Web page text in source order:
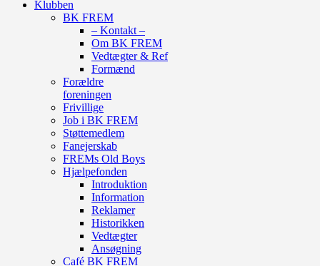
Klubben
BK FREM
– Kontakt –
Om BK FREM
Vedtægter & Ref
Formænd
Forældre
foreningen
Frivillige
Job i BK FREM
Støttemedlem
Fanejerskab
FREMs Old Boys
Hjælpefonden
Introduktion
Information
Reklamer
Historikken
Vedtægter
Ansøgning
Café BK FREM